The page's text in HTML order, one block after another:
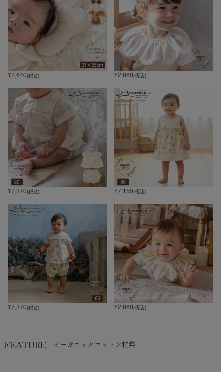
¥2,640(税込) ¥2,860(税込)
¥7,370(税込) ¥7,150(税込)
¥7,370(税込) ¥2,860(税込)
FEATURE オーガニックコットン特集